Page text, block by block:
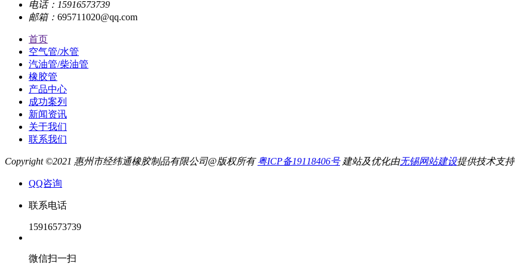
电话： 15916573739
邮箱： 695711020@qq.com
首页
空气管/水管
汽油管/柴油管
橡胶管
产品中心
成功案列
新闻资讯
关于我们
联系我们
Copyright ©2021 惠州市经纬通橡胶制品有限公司@版权所有 粤ICP备19118406号 建站及优化由无锡网站建设提供技术支持
QQ咨询
联系电话
15916573739
微信扫一扫